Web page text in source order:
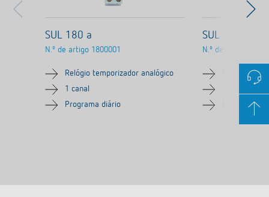
SUL 180 a
N.º de artigo 1800001
Relógio temporizador analógico
1 canal
Programa diário
SUL 181 d
N.º de artigo
Relógio
Programa